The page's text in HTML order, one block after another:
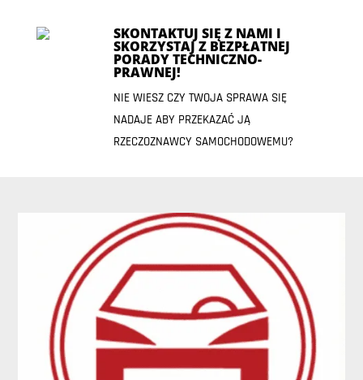
SKONTAKTUJ SIĘ Z NAMI I
SKORZYSTAJ Z BEZPŁATNEJ
PORADY TECHNICZNO-
PRAWNEJ!
NIE WIESZ CZY TWOJA SPRAWA SIĘ
NADAJE ABY PRZEKAZAĆ JĄ
RZECZOZNAWCY SAMOCHODOWEMU?